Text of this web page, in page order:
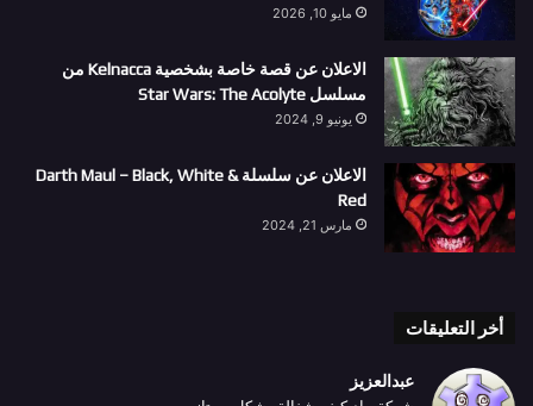
مايو 10, 2026
الاعلان عن قصة خاصة بشخصية Kelnacca من
مسلسل Star Wars: The Acolyte
يونيو 9, 2024
الاعلان عن سلسلة Darth Maul – Black, White &
Red
مارس 21, 2024
أخر التعليقات
عبدالعزيز